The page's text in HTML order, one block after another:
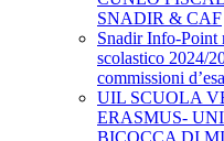
SNADIR & CAF
Snadir Info-Point
scolastico 2024/
commissioni
UIL SCUOLA
ERASMUS-